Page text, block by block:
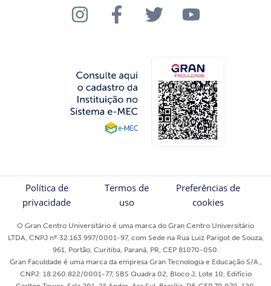
Política de
privacidade
Termos de
uso
Preferências de
cookies
O Gran Centro Universitário é uma marca do Gran Centro Universitário
LTDA, CNPJ nº 32.163.997/0001-97, com Sede na Rua Luiz Parigot de Souza,
961, Portão, Curitiba, Paraná, PR, CEP 81070-050.
Gran Faculdade é uma marca da empresa Gran Tecnologia e Educação S/A.,
CNPJ: 18.260.822/0001-77, SBS Quadra 02, Bloco J, Lote 10, Edifício